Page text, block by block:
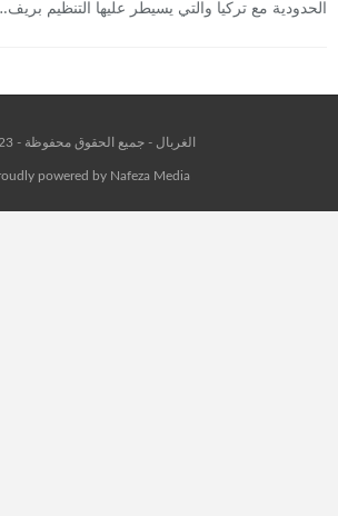
الحدودية مع تركيا والتي يسيطر عليها التنظيم
الغربال - جميع الحقوق محفوظة - 2023
powered by Nafeza Media